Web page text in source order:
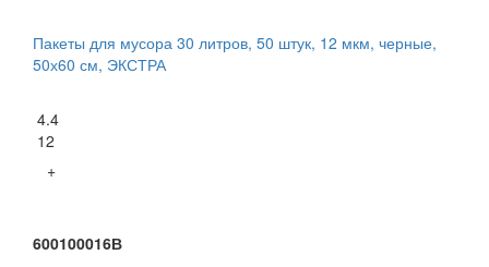
Пакеты для мусора 30 литров, 50 штук, 12 мкм, черные,
50х60 см, ЭКСТРА
4.4
12
+
600100016В